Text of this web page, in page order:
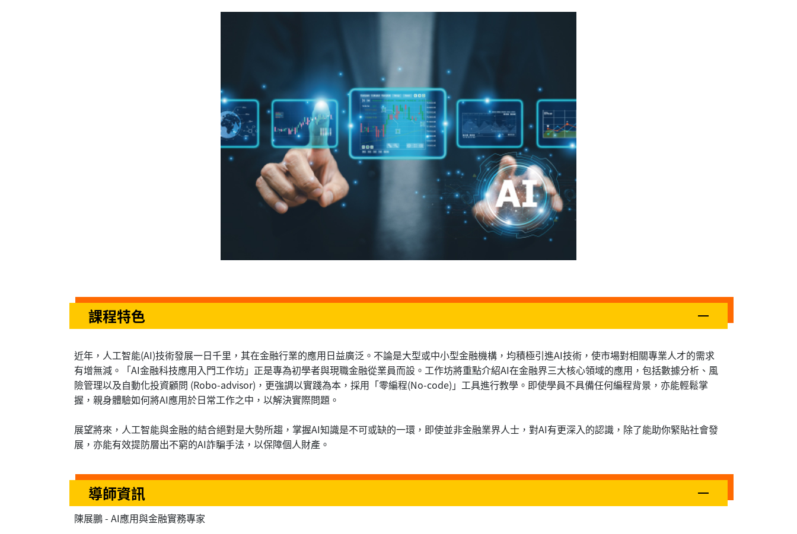
課程特色
近年，人工智能(AI)技術發展一日千里，其在金融行業的應用日益廣泛。不論是大型或中小型金融機構，均積極引進AI技術，使市場對相關專業人才的需求
有增無減。「AI金融科技應用入門工作坊」正是專為初學者與現職金融從業員而設。工作坊將重點介紹AI在金融界三大核心領域的應用，包括數據分析、風
險管理以及自動化投資顧問 (Robo-advisor)，更強調以實踐為本，採用「零編程(No-code)」工具進行教學。即使學員不具備任何編程背景，亦能輕鬆掌
握，親身體驗如何將AI應用於日常工作之中，以解決實際問題。
展望將來，人工智能與金融的結合絕對是大勢所趨，掌握AI知識是不可或缺的一環，即使並非金融業界人士，對AI有更深入的認識，除了能助你緊貼社會發
展，亦能有效提防層出不窮的AI詐騙手法，以保障個人財產。
導師資訊
陳展鵬 - AI應用與金融實務專家